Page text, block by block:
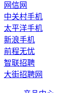
网信网
中关村手机
太平洋手机
新浪手机
前程无忧
智联招聘
大街招聘网